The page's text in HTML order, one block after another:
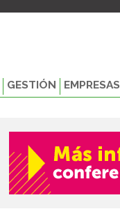
GESTIÓN EMPRESAS